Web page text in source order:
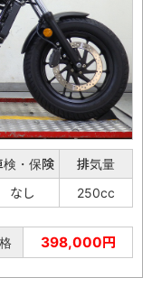
検・保険
排気量
なし 250cc
398,000円